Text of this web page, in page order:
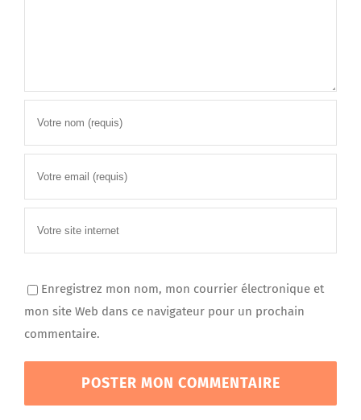
Enregistrez mon nom, mon courrier électronique et
mon site Web dans ce navigateur pour un prochain
commentaire.